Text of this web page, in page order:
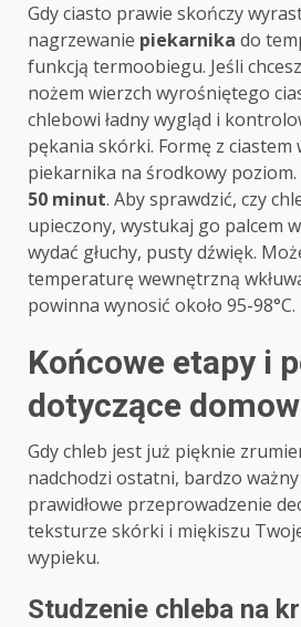
Gdy ciasto prawie skończy
nagrzewanie piekarnika do
funkcją termoobiegu. Jeśli
nożem wierzch wyrośniętego
chlebowi ładny wygląd i
pękania skórki. Formę z ciastem
piekarnika na środkowy poziom.
50 minut. Aby sprawdzić, czy
upieczony, wystukaj go palcem
wydać głuchy, pusty dźwięk.
temperaturę wewnętrzną
powinna wynosić około 95-98°C.
Końcowe etapy i
dotyczące
Gdy chleb jest już pięknie
nadchodzi ostatni, bardzo ważny
prawidłowe przeprowadzenie
teksturze skórki i miękiszu
wypieku.
Studzenie chleba na